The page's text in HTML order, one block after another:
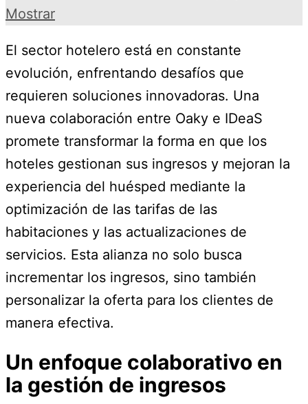
Mostrar
El sector hotelero está en constante
evolución, enfrentando desafíos que
requieren soluciones innovadoras. Una
nueva colaboración entre Oaky e IDeaS
promete transformar la forma en que los
hoteles gestionan sus ingresos y mejoran la
experiencia del huésped mediante la
optimización de las tarifas de las
habitaciones y las actualizaciones de
servicios. Esta alianza no solo busca
incrementar los ingresos, sino también
personalizar la oferta para los clientes de
manera efectiva.
Un enfoque colaborativo en
la gestión de ingresos